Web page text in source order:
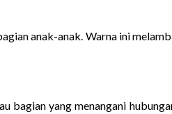
anak-anak. Warna ini
yang menangani